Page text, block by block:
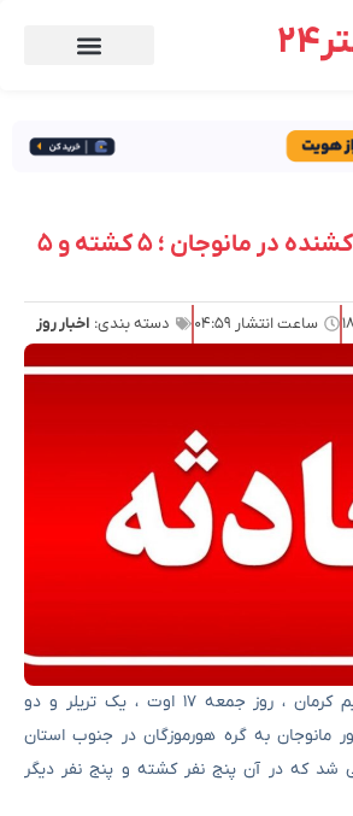
حادثه زنجیره ای کشنده در مانوجان ؛ ۵ کشته و ۵
ساعت انتشار ۰۴:۵۹ دسته بندی: اخبار روز
به گفته خبرگزاری تاسیم کرمان ، روز جمعه ۱۷ اوت ، یک تریلر و دو
مانوجان به گره هورموزگان در جنوب استان
شد که در آن پنج نفر کشته و پنج نفر دیگر